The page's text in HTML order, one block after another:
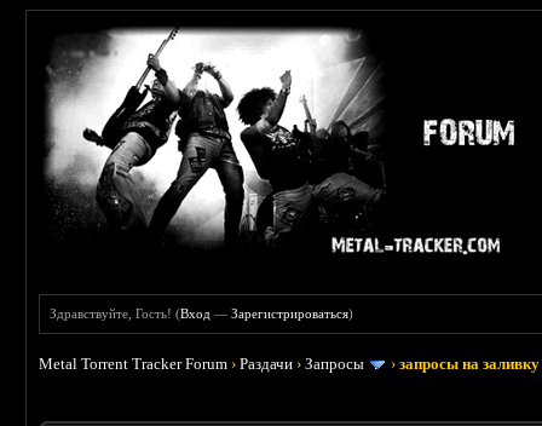
Здравствуйте, Гость! (Вход —Зарегистрироваться)
Metal Torrent Tracker Forum ›Раздачи ›Запросы ›запросы на